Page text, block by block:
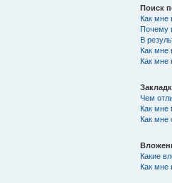
Поиск
Как мне
Почему
В
Как мне
Как мне
Чем
Как мне
Как мне
Какие
Как мне